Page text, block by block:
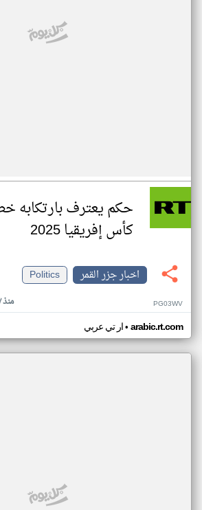
حكم يعترف بارتكابه
كأس إفريقيا 2025
اخبار جزر القمر
Politics
منذ ٧ أشهر PG03WV
ار تي عربي• arabic.rt.com